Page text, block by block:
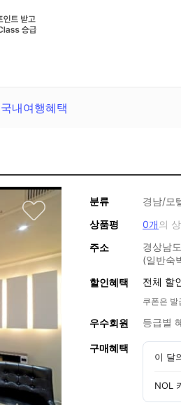
국내여행혜택
분류
경남/모
상품평
0개의
주소
경상남
(일반숙
할인혜택 전체 할
쿠폰은 발
우수회원 등급별
구매혜택
이 달
NOL